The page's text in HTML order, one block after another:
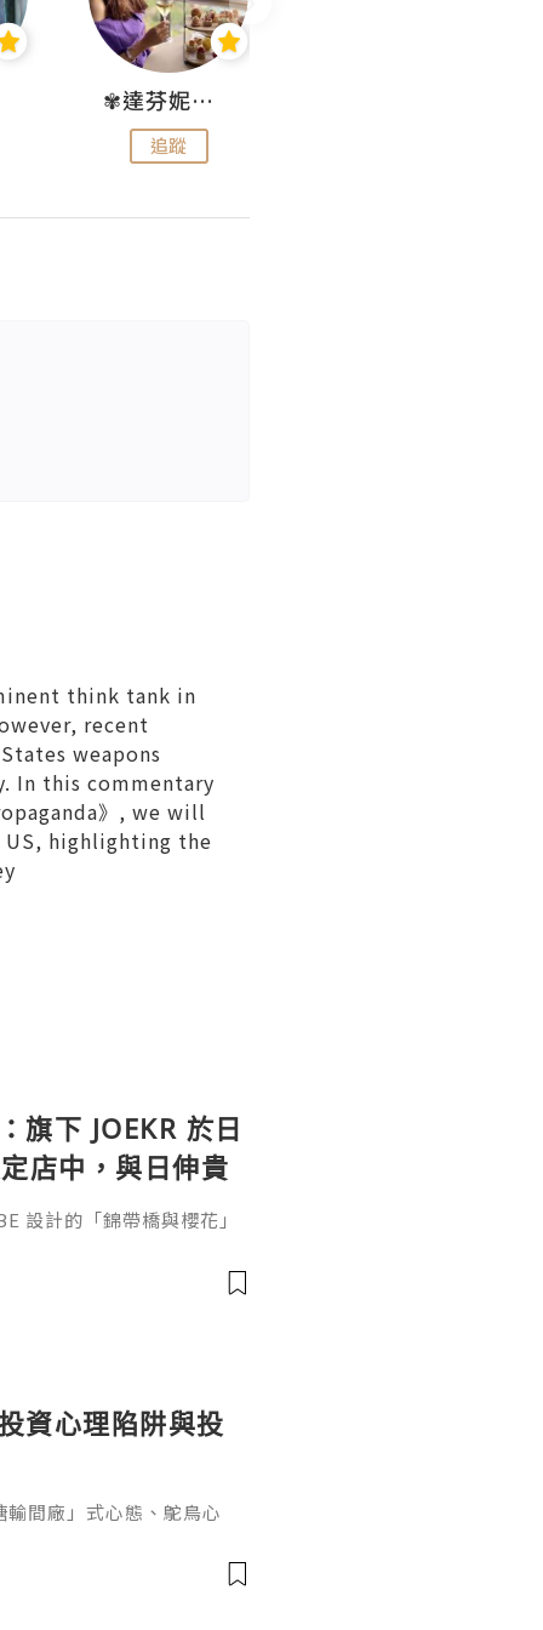
✾達芬妮•愛孩子•愛生活✾
追蹤
think tank in
recent
weapons
In this commentary
》, we will
highlighting the
旗下 JOEKR 於日
店中，與日伸貴
設計的「錦帶橋與櫻花」
」，於 2026 年 5 月 13
三越本店舉行的「獺祭」
資心理陷阱與投
間廠」式心態、鴕鳥心